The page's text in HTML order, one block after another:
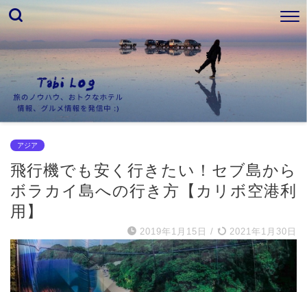
アジア
飛行機でも安く行きたい！セブ島から
ボラカイ島への行き方【カリボ空港利
用】
2019年1月15日 / 2021年1月30日